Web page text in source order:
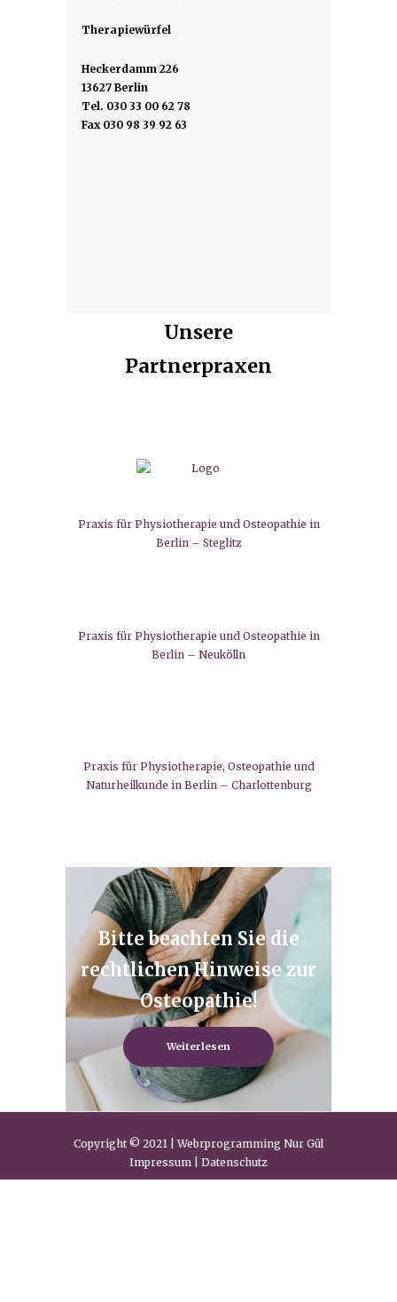
Therapiewürfel
Heckerdamm 226
13627 Berlin
Tel. 030 33 00 62 78
Fax 030 98 39 92 63
Unsere
Partnerpraxen
Praxis für Physiotherapie und Osteopathie in
Berlin – Steglitz
Praxis für Physiotherapie und Osteopathie in
Berlin – Neukölln
Praxis für Physiotherapie, Osteopathie und
Naturheilkunde in Berlin – Charlottenburg
Bitte beachten Sie die
rechtlichen Hinweise zur
Osteopathie!
Weiterlesen
Copyright © 2021 | Webrprogramming Nur Gül
Impressum | Datenschutz